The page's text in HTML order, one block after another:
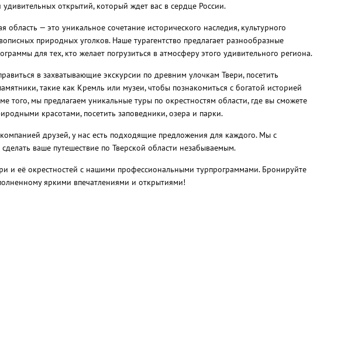
открытий, который ждет вас в сердце России.
область — это уникальное сочетание исторического наследия, культурного
природных уголков. Наше турагентство предлагает разнообразные
для тех, кто желает погрузиться в атмосферу этого удивительного региона.
в захватывающие экскурсии по древним улочкам Твери, посетить
такие как Кремль или музеи, чтобы познакомиться с богатой историей
того, мы предлагаем уникальные туры по окрестностям области, где вы сможете
красотами, посетить заповедники, озера и парки.
друзей, у нас есть подходящие предложения для каждого. Мы с
ваше путешествие по Тверской области незабываемым.
и её окрестностей с нашими профессиональными турпрограммами. Бронируйте
яркими впечатлениями и открытиями!